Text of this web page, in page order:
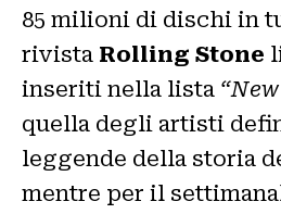
85 milioni di dischi in
rivista Rolling Stone
inseriti nella lista
quella degli artisti
leggende della storia
mentre per il